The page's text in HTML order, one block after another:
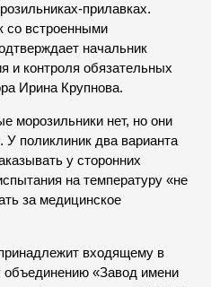
прилавках.
со встроенными
начальник
и контроля обязательных
Ирина Крупнова.
морозильники нет, но они
поликлиник два варианта
у сторонних
на температуру «не
за медицинское
входящему в
объединению «Завод имени